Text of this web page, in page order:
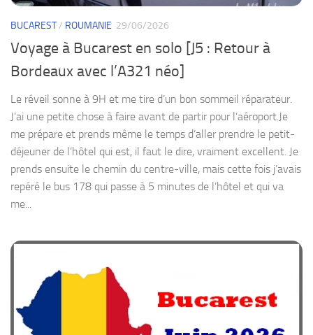
BUCAREST/ ROUMANIE 29/06/2026
Voyage à Bucarest en solo [J5 : Retour à
Bordeaux avec l’A321 néo]
Le réveil sonne à 9H et me tire d’un bon sommeil réparateur.
J’ai une petite chose à faire avant de partir pour l’aéroport.Je
me prépare et prends même le temps d’aller prendre le petit-
déjeuner de l’hôtel qui est, il faut le dire, vraiment excellent. Je
prends ensuite le chemin du centre-ville, mais cette fois j’avais
repéré le bus 178 qui passe à 5 minutes de l’hôtel et qui va
me...